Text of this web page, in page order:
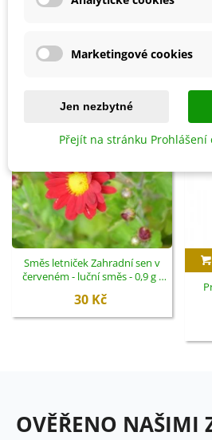
Směs letniček Zahradní sen v
červeném - luční směs - 0,9 g -
30 Kč
OVĚŘENO NAŠIMI
Marketingové cookies
Jen nezbytné
Přejít na stránku Prohlášení